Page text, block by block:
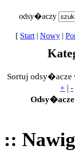
odsy�aczy
[ Start| Nowy |
Sortuj
+ | -
::